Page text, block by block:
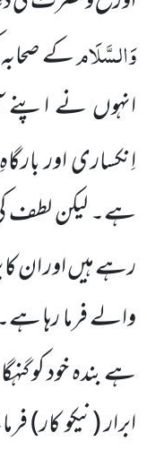
وَالسَّلَامکے
انہوں نے اپنے
اِنکساری اور
ہے۔ لیکن لطف کی
رہے ہیں اور ان کا
والے فرما رہا
ہے بندہ خود کو
ابرار(نیکو کار)